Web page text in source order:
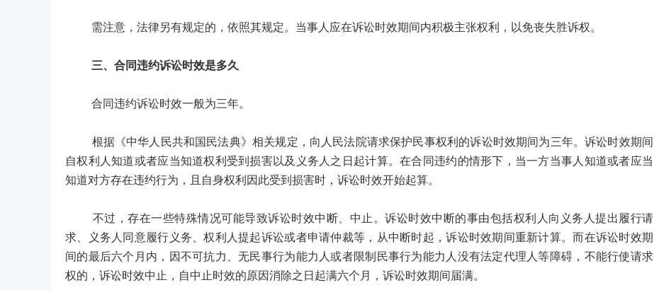
需注意，法律另有规定的，依照其规定。当事人应在诉讼时效期间内积极主张权利，以免丧失胜诉权。
三、合同违约诉讼时效是多久
合同违约诉讼时效一般为三年。
根据《中华人民共和国民法典》相关规定，向人民法院请求保护民事权利的诉讼时效期间为三年。诉讼时效期间
自权利人知道或者应当知道权利受到损害以及义务人之日起计算。在合同违约的情形下，当一方当事人知道或者应当
知道对方存在违约行为，且自身权利因此受到损害时，诉讼时效开始起算。
不过，存在一些特殊情况可能导致诉讼时效中断、中止。诉讼时效中断的事由包括权利人向义务人提出履行请
求、义务人同意履行义务、权利人提起诉讼或者申请仲裁等，从中断时起，诉讼时效期间重新计算。而在诉讼时效期
间的最后六个月内，因不可抗力、无民事行为能力人或者限制民事行为能力人没有法定代理人等障碍，不能行使请求
权的，诉讼时效中止，自中止时效的原因消除之日起满六个月，诉讼时效期间届满。